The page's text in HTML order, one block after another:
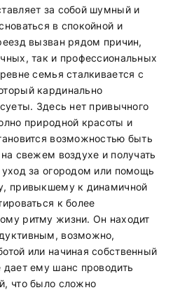
за собой шумный и
в спокойной и
вызван рядом причин,
так и профессиональных
семья сталкивается с
кардинально
Здесь нет привычного
природной красоты и
возможностью быть
свежем воздухе и получать
за огородом или помощь
привыкшему к динамичной
к более
ритму жизни. Он находит
возможно,
или начиная собственный
ему шанс проводить
что было сложно